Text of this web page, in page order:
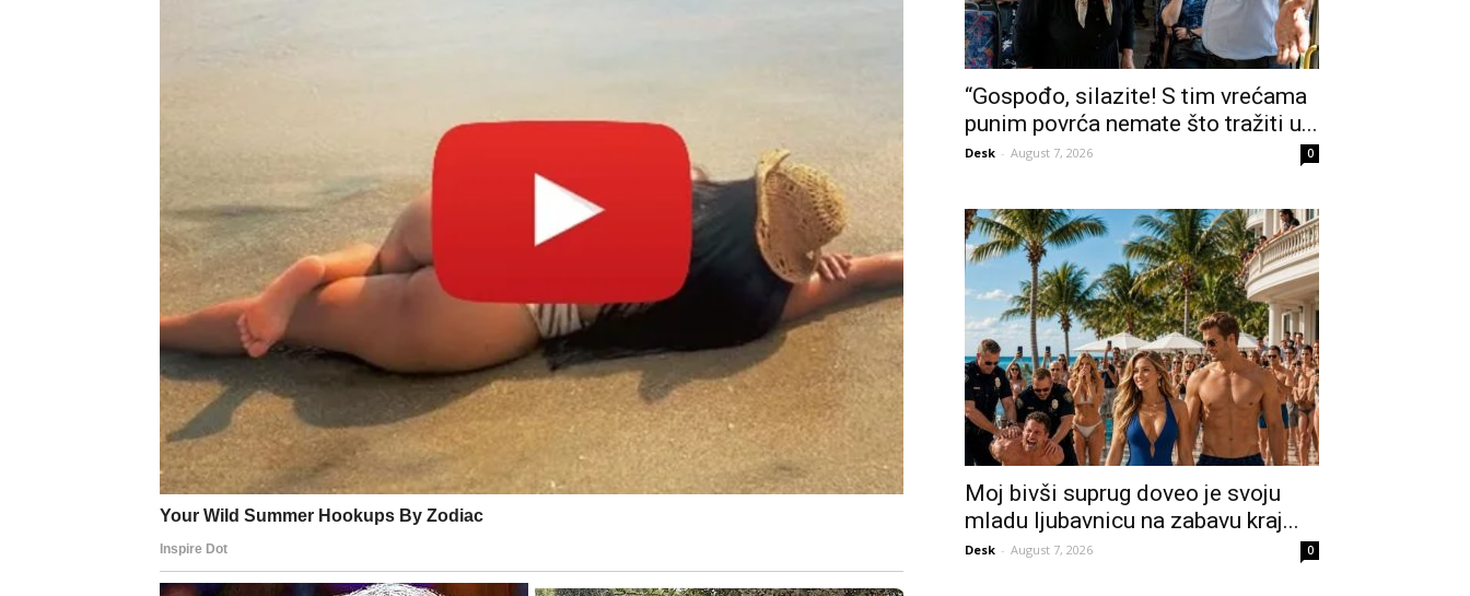
“Gospođo, silazite! S tim vrećama
punim povrća nemate što tražiti u...
Desk - August 7, 2026 0
Moj bivši suprug doveo je svoju
mladu ljubavnicu na zabavu kraj...
Desk - August 7, 2026 0